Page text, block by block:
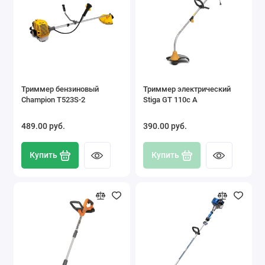
Триммер бензиновый
Champion T523S-2
489.00 pуб.
Купить
Триммер электрический
Stiga GT 110c А
390.00 pуб.
Купить